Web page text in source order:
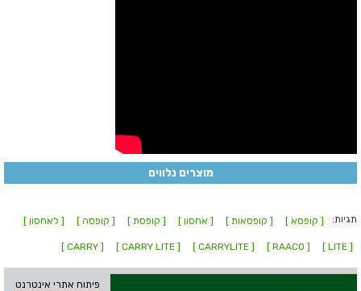
מוצרים נלווים
תגיות: [ קופסא ] [ קופסאות ] [ אחסון ] [ קופסת ] [ קופסה ] [ לאחסון ]
[ LITE ]
[ RAACO ]
[ CARRYLITE ]
[ CARRY LITE ]
[ CARRY ]
פיתוח אתרי אינטרנט